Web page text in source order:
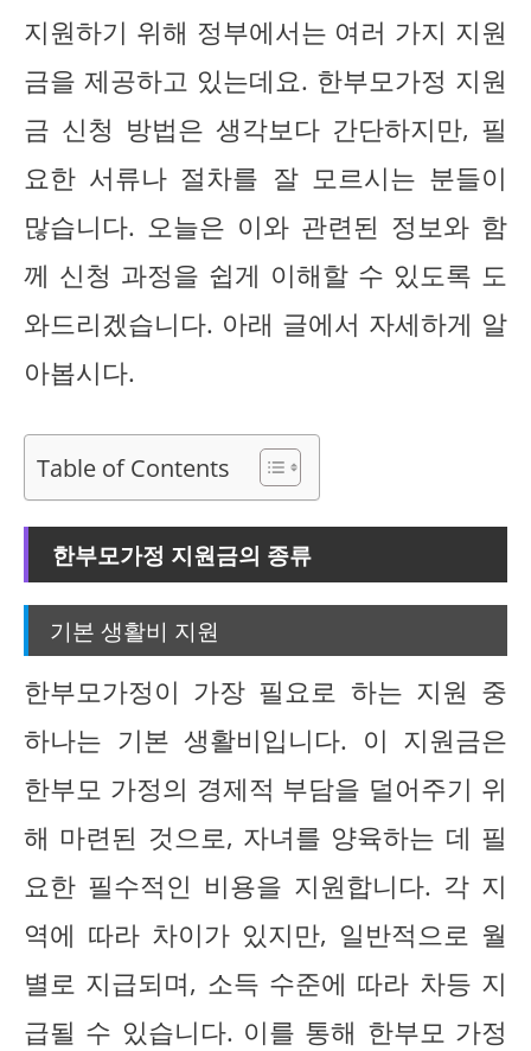
지원하기 위해 정부에서는 여러 가지 지원
금을 제공하고 있는데요. 한부모가정 지원
금 신청 방법은 생각보다 간단하지만, 필
요한 서류나 절차를 잘 모르시는 분들이
많습니다. 오늘은 이와 관련된 정보와 함
께 신청 과정을 쉽게 이해할 수 있도록 도
와드리겠습니다. 아래 글에서 자세하게 알
아봅시다.
Table of Contents
한부모가정 지원금의 종류
기본 생활비 지원
한부모가정이 가장 필요로 하는 지원 중
하나는 기본 생활비입니다. 이 지원금은
한부모 가정의 경제적 부담을 덜어주기 위
해 마련된 것으로, 자녀를 양육하는 데 필
요한 필수적인 비용을 지원합니다. 각 지
역에 따라 차이가 있지만, 일반적으로 월
별로 지급되며, 소득 수준에 따라 차등 지
급될 수 있습니다. 이를 통해 한부모 가정